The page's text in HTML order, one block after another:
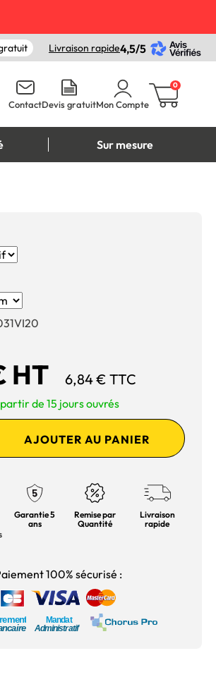
Livraison rapide4,5/5
ContactDevis gratuitMon Compte
0
Sur mesure
HT 6,84 € TTC
de 15 jours ouvrés
AJOUTER AU PANIER
Garantie 5
ans
Remise par
Quantité
Livraison
rapide
100% sécurisé :